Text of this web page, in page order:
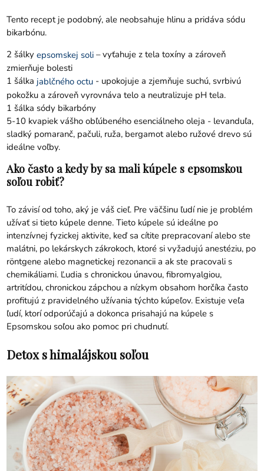
Tento recept je podobný, ale neobsahuje hlinu a pridáva sódu
bikarbónu.
2 šálkyepsomskej soli – vyťahuje z tela toxíny a zároveň
zmierňuje bolesti
1 šálka jablčného octu - upokojuje a zjemňuje suchú, svrbivú
pokožku a zároveň vyrovnáva telo a neutralizuje pH tela.
1 šálka sódy bikarbóny
5-10 kvapiek vášho obľúbeného esenciálneho oleja - levanduľa,
sladký pomaranč, pačuli, ruža, bergamot alebo ružové drevo sú
ideálne voľby.
Ako často a kedy by sa mali kúpele s epsomskou
soľou robiť?
To závisí od toho, aký je váš cieľ. Pre väčšinu ľudí nie je problém
užívať si tieto kúpele denne. Tieto kúpele sú ideálne po
intenzívnej fyzickej aktivite, keď sa cítite prepracovaní alebo ste
malátni, po lekárskych zákrokoch, ktoré si vyžadujú anestéziu, po
röntgene alebo magnetickej rezonancii a ak ste pracovali s
chemikáliami. Ľudia s chronickou únavou, fibromyalgiou,
artritídou, chronickou zápchou a nízkym obsahom horčíka často
profitujú z pravidelného užívania týchto kúpeľov. Existuje veľa
ľudí, ktorí odporúčajú a dokonca prisahajú na kúpele s
Epsomskou soľou ako pomoc pri chudnutí.
Detox s himalájskou soľou